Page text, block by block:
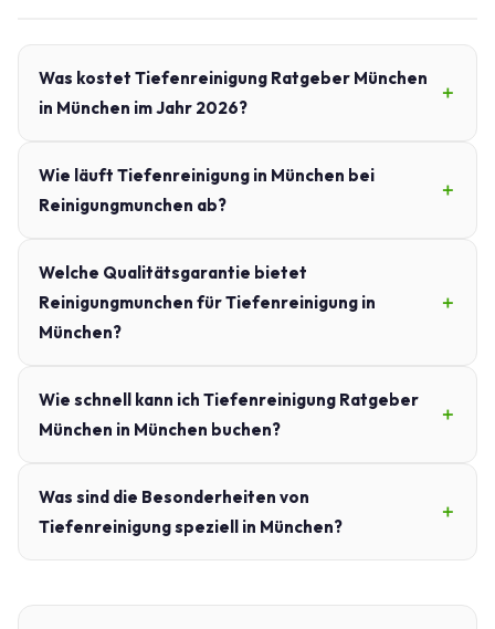
Was kostet Tiefenreinigung Ratgeber München
in München im Jahr 2026?
Wie läuft Tiefenreinigung in München bei
Reinigungmunchen ab?
Welche Qualitätsgarantie bietet
Reinigungmunchen für Tiefenreinigung in
München?
Wie schnell kann ich Tiefenreinigung Ratgeber
München in München buchen?
Was sind die Besonderheiten von
Tiefenreinigung speziell in München?